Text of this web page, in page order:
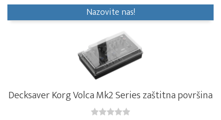
Nazovite nas!
Decksaver Korg Volca Mk2 Series zaštitna površina